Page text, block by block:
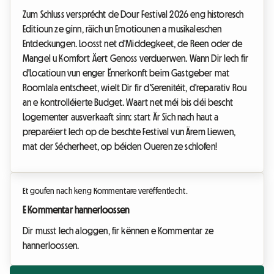
Zum Schluss versprécht de Dour Festival 2026 eng historesch
Editioun ze ginn, räich un Emotiounen a musikaleschen
Entdeckungen. Loosst net d'Middegkeet, de Reen oder de
Mangel u Komfort Äert Genoss verduerwen. Wann Dir Iech fir
d'Locatioun vun enger Ënnerkonft beim Gastgeber mat
Roomlala entscheet, wielt Dir fir d'Serenitéit, d'reparativ Rou
an e kontrolléierte Budget. Waart net méi bis déi bescht
Logementer ausverkaaft sinn: start Är Sich nach haut a
preparéiert Iech op de beschte Festival vun Ärem Liewen,
mat der Sécherheet, op béiden Oueren ze schlofen!
Et goufen nach keng Kommentare verëffentlecht.
E Kommentar hannerloossen
Dir musst Iech aloggen, fir kënnen e Kommentar ze
hannerloossen.